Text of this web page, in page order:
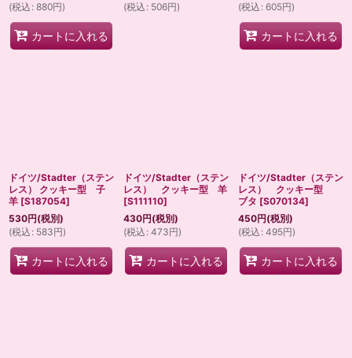
(税込 : 880円)
カートに入れる
(税込 : 506円)
(税込 : 605円)
カートに入れる
ドイツ/Stadter（ステン
レス） クッキー型 子
羊 [S187054]
530円(税別)
(税込 : 583円)
カートに入れる
ドイツ/Stadter（ステン
レス） クッキー型 羊
[S111110]
430円(税別)
(税込 : 473円)
カートに入れる
ドイツ/Stadter（ステン
レス） クッキー型
ブタ [S070134]
450円(税別)
(税込 : 495円)
カートに入れる